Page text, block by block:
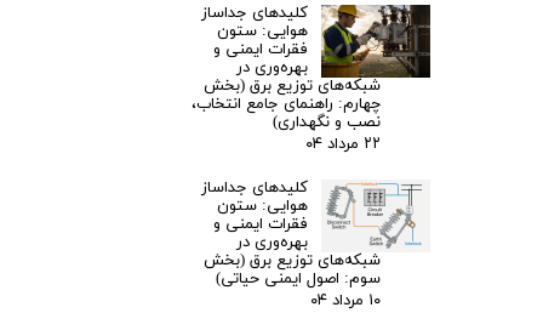
کلیدهای جداساز
هوایی: ستون
فقرات ایمنی و
بهره‌وری در
شبکه‌های توزیع برق (بخش
چهارم: راهنمای جامع انتخاب،
نصب و نگهداری)
۲۲ مرداد ۰۴
کلیدهای جداساز
هوایی: ستون
فقرات ایمنی و
بهره‌وری در
شبکه‌های توزیع برق (بخش
سوم: اصول ایمنی حیاتی)
۱۰ مرداد ۰۴